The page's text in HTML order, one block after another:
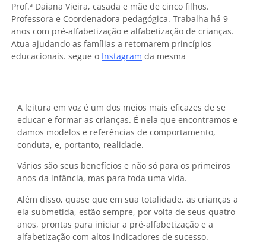
Prof.ª Daiana Vieira, casada e mãe de cinco filhos.
Professora e Coordenadora pedagógica. Trabalha há 9
anos com pré-alfabetização e alfabetização de crianças.
Atua ajudando as famílias a retomarem princípios
educacionais. segue o Instagram da mesma
A leitura em voz é um dos meios mais eficazes de se
educar e formar as crianças. É nela que encontramos e
damos modelos e referências de comportamento,
conduta, e, portanto, realidade.
Vários são seus benefícios e não só para os primeiros
anos da infância, mas para toda uma vida.
Além disso, quase que em sua totalidade, as crianças a
ela submetida, estão sempre, por volta de seus quatro
anos, prontas para iniciar a pré-alfabetização e a
alfabetização com altos indicadores de sucesso.